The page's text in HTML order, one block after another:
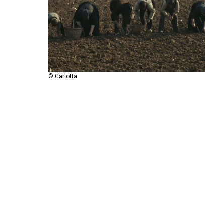
© Carlotta